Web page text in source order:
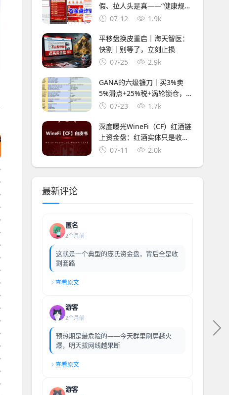
假、拉人头是真——“健康规
划”APP换了名字，没换套路
07-12 1.9k
平移盘换皮重启｜海天智医：
快割｜别等了，立刻止损
07-25
2.9k
GANA的六级镰刀｜买3%卖
5%滑点+25%税+涡轮锁仓，5
重收割等你入局
07-23 1.7k
深度曝光WineFi（CF）红酒链
上资金盘：红酒实体只是收割
外衣，多层拉人头庞氏骗局实
07-11 2.0k
最新评论
匿名
2个月前
这就是一个典型的庞氏资金盘，背后全是收
割套路
查看原文
游客
2个月前
预热期是最危险的——今天群里刷屏越火
爆，明天拔网线越果断
查看原文
游客